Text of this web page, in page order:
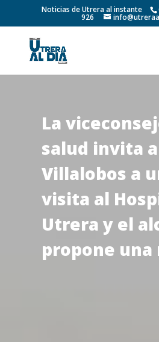
Noticias de Utrera al instante
926
La
salud invita a
Villalobos a
visita al
Utrera y el
propone